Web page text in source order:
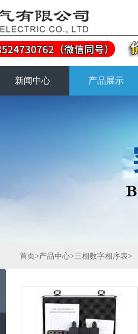
新闻中心 产品展示
首页>产品中心>三相数字相序表>